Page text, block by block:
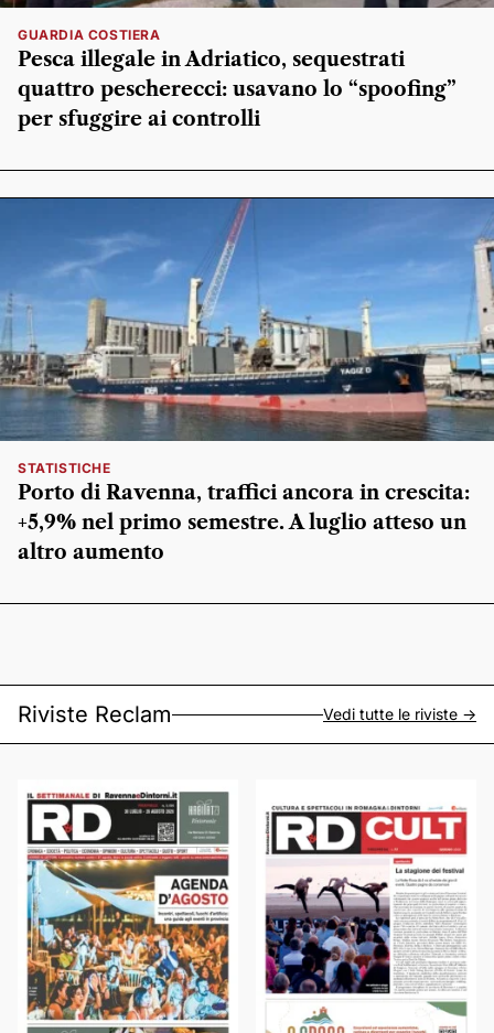
GUARDIA COSTIERA
Pesca illegale in Adriatico, sequestrati
quattro pescherecci: usavano lo “spoofing”
per sfuggire ai controlli
STATISTICHE
Porto di Ravenna, traffici ancora in crescita:
+5,9% nel primo semestre. A luglio atteso un
altro aumento
Riviste Reclam Vedi tutte le riviste ->